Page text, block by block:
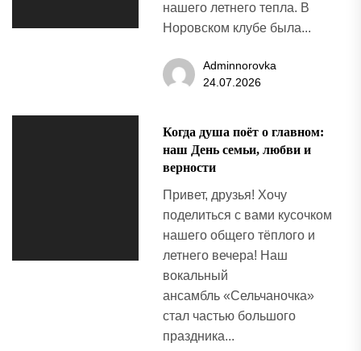
нашего летнего тепла. В
Норовском клубе была...
Adminnorovka
24.07.2026
Когда душа поёт о главном:
наш День семьи, любви и
верности
Привет, друзья! Хочу
поделиться с вами кусочком
нашего общего тёплого и
летнего вечера! Наш
вокальный
ансамбль «Сельчаночка»
стал частью большого
праздника...